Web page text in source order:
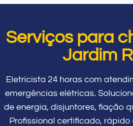
Serviços para
Jardim
Eletricista 24 horas com
emergências elétricas.
de energia, disjuntores, fiação
Profissional certificado, rápido